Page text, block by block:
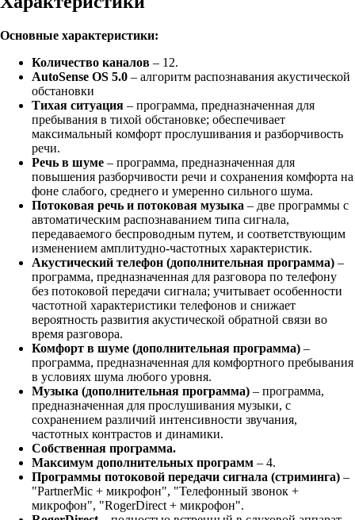
Основные характеристики:
Количество каналов – 12.
AutoSense OS 5.0 – алгоритм распознавания акустической
обстановки
Тихая ситуация – программа, предназначенная для
пребывания в тихой обстановке; обеспечивает
максимальный комфорт прослушивания и разборчивость
речи.
Речь в шуме – программа, предназначенная для
повышения разборчивости речи и сохранения комфорта на
фоне слабого, среднего и умеренно сильного шума.
Потоковая речь и потоковая музыка – две программы с
автоматическим распознаванием типа сигнала,
передаваемого беспроводным путем, и соответствующим
изменением амплитудно-частотных характеристик.
Акустический телефон (дополнительная программа) –
программа, предназначенная для разговора по телефону
без потоковой передачи сигнала; учитывает особенности
частотной характеристики телефонов и снижает
вероятность развития акустической обратной связи во
время разговора.
Комфорт в шуме (дополнительная программа) –
программа, предназначенная для комфортного пребывания
в условиях шума любого уровня.
Музыка (дополнительная программа) – программа,
предназначенная для прослушивания музыки, с
сохранением различий интенсивности звучания,
частотных контрастов и динамики.
Собственная программа.
Максимум дополнительных программ – 4.
Программы потоковой передачи сигнала (стриминга) –
"PartnerMic + микрофон", "Телефонный звонок +
микрофон", "RogerDirect + микрофон".